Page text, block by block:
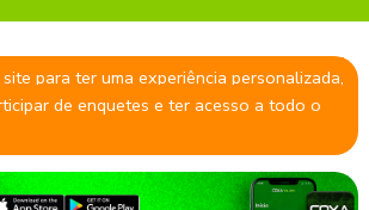
para ter uma experiência personalizada,
de enquetes e ter acesso a todo o